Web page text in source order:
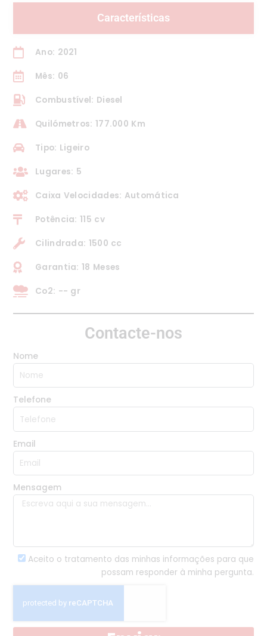
Características
Ano: 2021
Mês: 06
Combustível: Diesel
Quilómetros: 177.000 Km
Tipo: Ligeiro
Lugares: 5
Caixa Velocidades: Automática
Potência: 115 cv
Cilindrada: 1500 cc
Garantia: 18 Meses
Co2: -- gr
Contacte-nos
Nome
Telefone
Email
Mensagem
Aceito o tratamento das minhas informações para que
possam responder à minha pergunta.